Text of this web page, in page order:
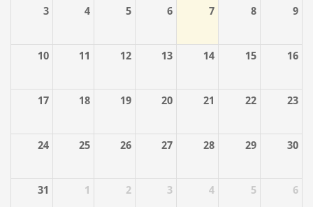
3 4 5 6 7 8 9
10 11 12 13 14 15 16
17 18 19 20 21 22 23
24 25 26 27 28 29 30
31 1 2 3 4 5 6